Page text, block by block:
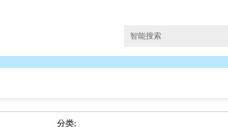
分类: